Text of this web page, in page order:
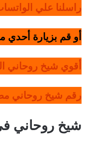
راسلنا علي
أو قم بزيارة أحدي
أقوي شيخ روحاني
رقم شيخ روحاني
شيخ روحاني